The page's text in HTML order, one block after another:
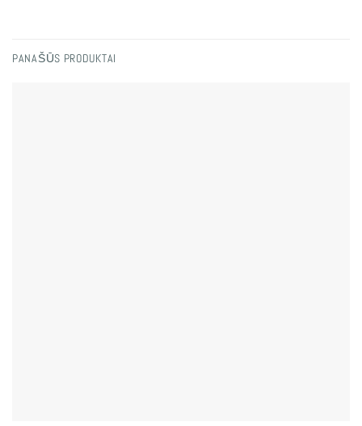
PANAŠŪS PRODUKTAI